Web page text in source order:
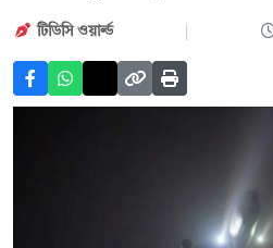
টিডিসি ‍ওয়ার্ল্ড